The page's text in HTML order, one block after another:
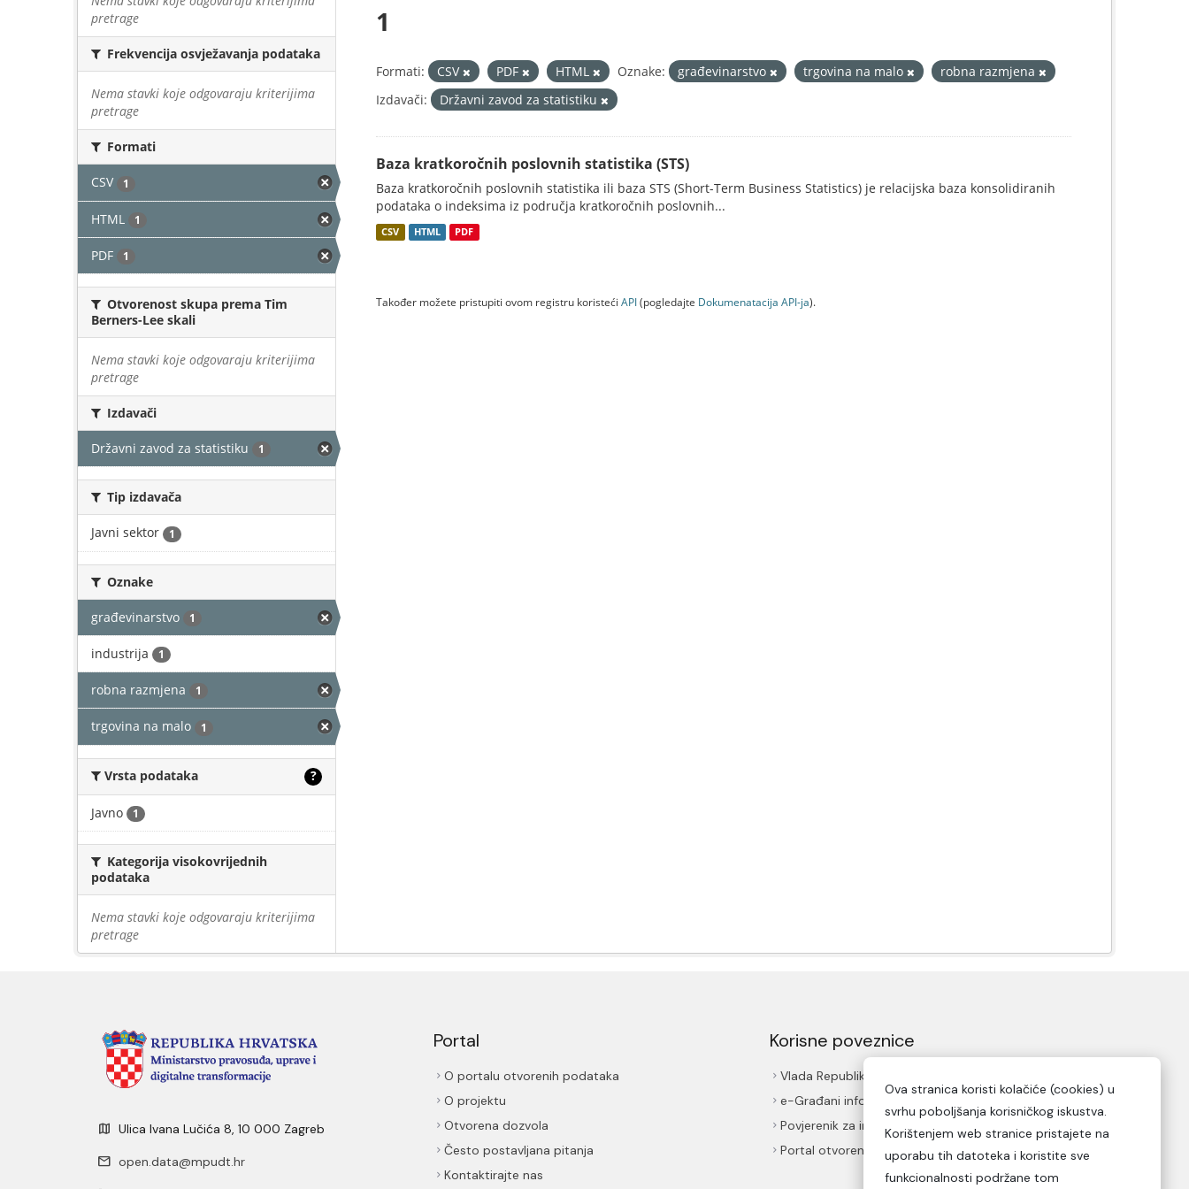
pretrage
Frekvencija osvježavanja podataka
Nema stavki koje odgovaraju kriterijima
pretrage
Formati
CSV 1
HTML 1
PDF 1
Otvorenost skupa prema Tim
Berners-Lee skali
Nema stavki koje odgovaraju kriterijima
pretrage
Izdavači
Državni zavod za statistiku 1
Tip izdavača
Javni sektor 1
Oznake
građevinarstvo 1
industrija 1
robna razmjena 1
trgovina na malo 1
Vrsta podataka ?
Javno 1
Kategorija visokovrijednih
podataka
Nema stavki koje odgovaraju kriterijima
pretrage
1
Formati: CSV PDF HTML Oznake: građevinarstvo trgovina na malo
robna razmjena
Izdavači:
Državni zavod za statistiku
Baza kratkoročnih poslovnih statistika (STS)
Baza kratkoročnih poslovnih statistika ili baza STS (Short-Term Business Statistics) je relacijska baza konsolidiranih
podataka o indeksima iz područja kratkoročnih poslovnih...
CSV HTML PDF
Također možete pristupiti ovom registru koristeći API(pogledajte Dokumenаtаcijа API-jа).